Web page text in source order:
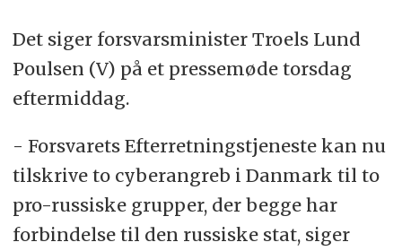
Det siger forsvarsminister Troels Lund
Poulsen (V) på et pressemøde torsdag
eftermiddag.
- Forsvarets Efterretningstjeneste kan nu
tilskrive to cyberangreb i Danmark til to
pro-russiske grupper, der begge har
forbindelse til den russiske stat, siger